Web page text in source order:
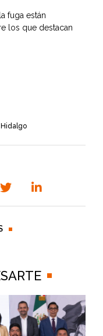
fuga están
los que destacan
Hidalgo